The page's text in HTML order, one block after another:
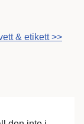
& etikett >>